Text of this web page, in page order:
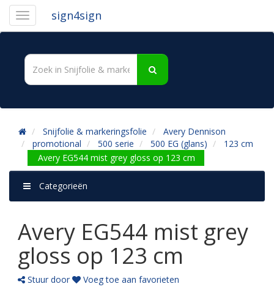
sign4sign
Snijfolie & markeringsfolie
Avery Dennison
promotional
500 serie 500 EG (glans)
123 cm
Avery EG544 mist grey gloss op 123 cm
Categorieën
Avery EG544 mist grey
gloss op 123 cm
Stuur door Voeg toe aan favorieten